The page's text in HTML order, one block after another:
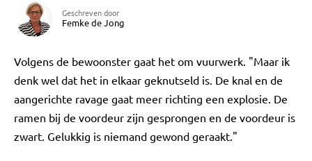
Geschreven door
Femke de Jong
Volgens de bewoonster gaat het om vuurwerk. "Maar ik
denk wel dat het in elkaar geknutseld is. De knal en de
aangerichte ravage gaat meer richting een explosie. De
ramen bij de voordeur zijn gesprongen en de voordeur is
zwart. Gelukkig is niemand gewond geraakt."